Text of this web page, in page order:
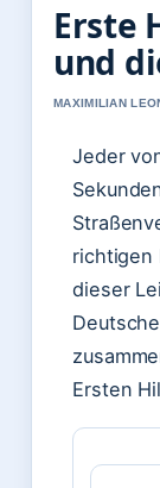
Erste
und
MAXIMILIAN
Jeder
richtigen
dieser
Ersten